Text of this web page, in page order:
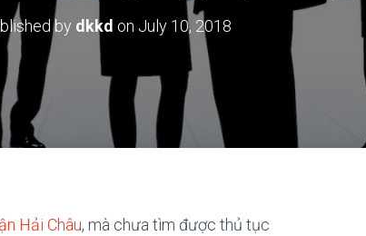
by dkkd on July 10, 2018
Hải Châu, mà chưa tìm được thủ tục